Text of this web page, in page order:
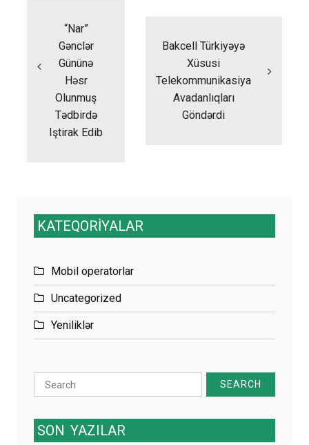
“Nar”
Gənclər
Gününə
Həsr
Olunmuş
Tədbirdə
Iştirak Edib
Bakcell Türkiyəyə
Xüsusi
Telekommunikasiya
Avadanlıqları
Göndərdi
KATEQORİYALAR
Mobil operatorlar
Uncategorized
Yeniliklər
Search
for:
SON YAZILAR